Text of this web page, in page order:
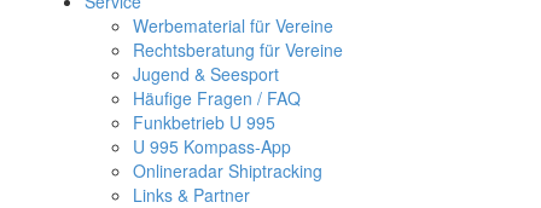
Werbematerial für Vereine
Rechtsberatung für Vereine
Jugend & Seesport
Häufige Fragen / FAQ
Funkbetrieb U 995
U 995 Kompass-App
Onlineradar Shiptracking
Links & Partner